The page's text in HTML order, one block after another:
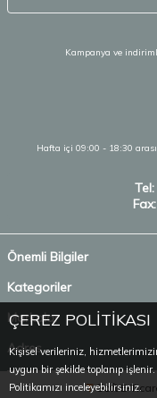
ÇEREZ POLİTİKASI
Kişisel verileriniz,
uygun bir şekilde toplanıp
Politikamızı inceleyebilirsiniz.
Kampanya ve
Hafta içi 09:00 - 18:30
Önemli Bilgiler
Kategoriler
Markalar
Adres
T-SoftE-